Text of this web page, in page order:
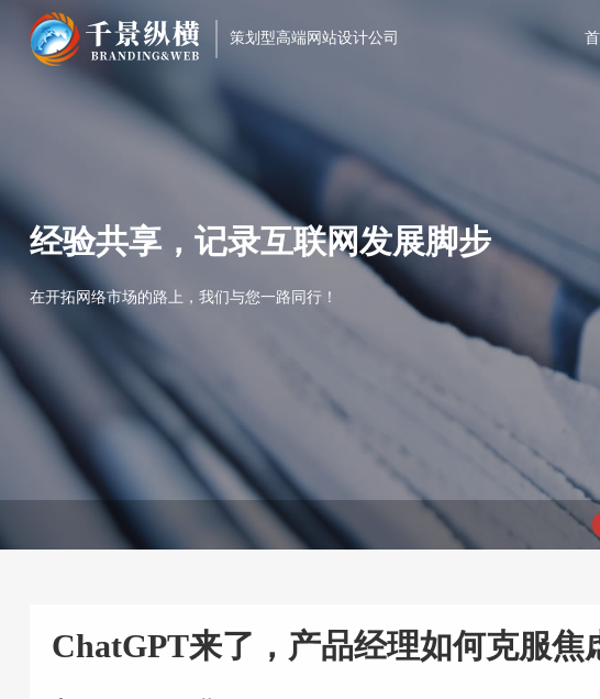
策划型高端网站设计公司
经验共享，记录互联网发展脚步
在开拓网络市场的路上，我们与您一路同行！
ChatGPT来了，产品经理如何克服焦